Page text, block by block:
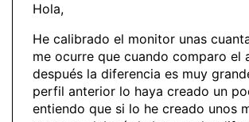
Hola,
He calibrado el monitor unas
me ocurre que cuando comparo el
después la diferencia es muy
perfil anterior lo haya creado un
entiendo que si lo he creado unos